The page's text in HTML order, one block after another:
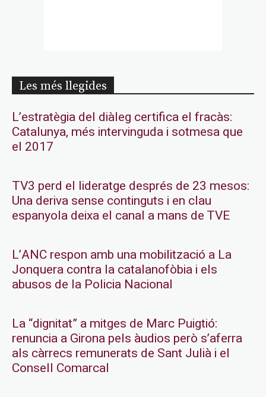
Les més llegides
L’estratègia del diàleg certifica el fracàs:
Catalunya, més intervinguda i sotmesa que
el 2017
TV3 perd el lideratge després de 23 mesos:
Una deriva sense continguts i en clau
espanyola deixa el canal a mans de TVE
L’ANC respon amb una mobilització a La
Jonquera contra la catalanofòbia i els
abusos de la Policia Nacional
La “dignitat” a mitges de Marc Puigtió:
renuncia a Girona pels àudios però s’aferra
als càrrecs remunerats de Sant Julià i el
Consell Comarcal